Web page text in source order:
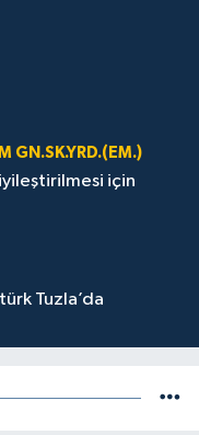
GN.SK.YRD.(EM.)
için
Tuzla’da